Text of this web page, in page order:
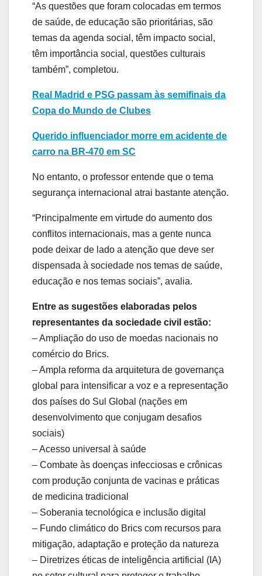
“As questões que foram colocadas em termos
de saúde, de educação são prioritárias, são
temas da agenda social, têm impacto social,
têm importância social, questões culturais
também”, completou.
Real Madrid e PSG passam às semifinais da
Copa do Mundo de Clubes
Querido influenciador morre em acidente de
carro na BR-470 em SC
No entanto, o professor entende que o tema
segurança internacional atrai bastante atenção.
“Principalmente em virtude do aumento dos
conflitos internacionais, mas a gente nunca
pode deixar de lado a atenção que deve ser
dispensada à sociedade nos temas de saúde,
educação e nos temas sociais”, avalia.
Entre as sugestões elaboradas pelos
representantes da sociedade civil estão:
– Ampliação do uso de moedas nacionais no
comércio do Brics.
– Ampla reforma da arquitetura de governança
global para intensificar a voz e a representação
dos países do Sul Global (nações em
desenvolvimento que conjugam desafios
sociais)
– Acesso universal à saúde
– Combate às doenças infecciosas e crônicas
com produção conjunta de vacinas e práticas
de medicina tradicional
– Soberania tecnológica e inclusão digital
– Fundo climático do Brics com recursos para
mitigação, adaptação e proteção da natureza
– Diretrizes éticas de inteligência artificial (IA)